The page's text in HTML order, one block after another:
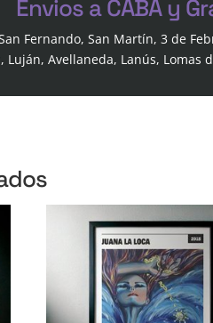
Envios a CABA y
Fernando, San Martín, 3 de
Luján, Avellaneda, Lanús, Lomas